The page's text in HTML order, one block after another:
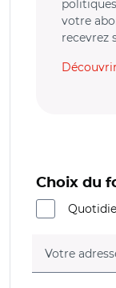
votre
recevrez
Choix du
Votre